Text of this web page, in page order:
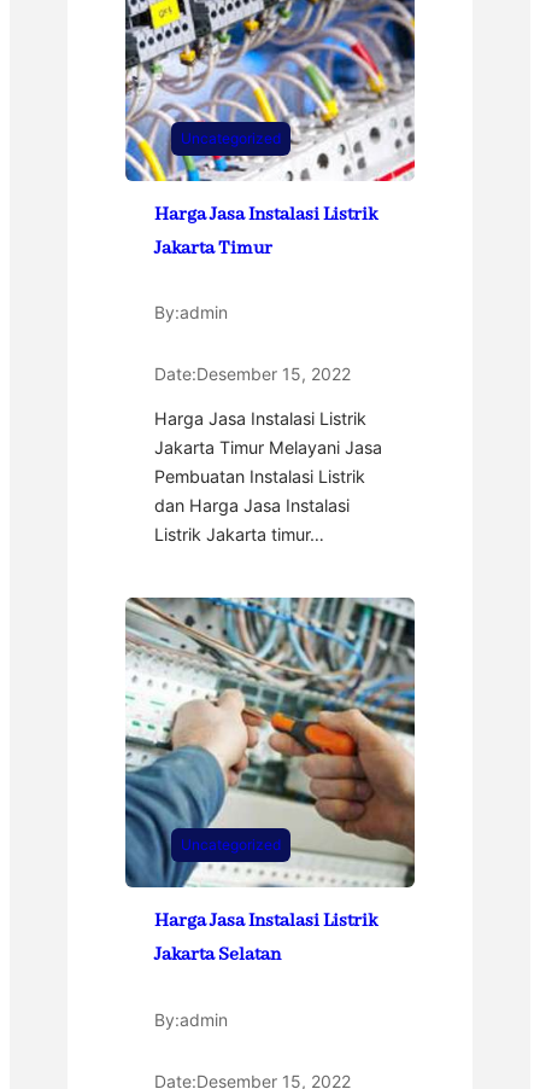
Uncategorized
Harga Jasa Instalasi Listrik
Jakarta Timur
By:admin
Date:Desember 15, 2022
Harga Jasa Instalasi Listrik
Jakarta Timur Melayani Jasa
Pembuatan Instalasi Listrik
dan Harga Jasa Instalasi
Listrik Jakarta timur…
Uncategorized
Harga Jasa Instalasi Listrik
Jakarta Selatan
By:admin
Date:Desember 15, 2022